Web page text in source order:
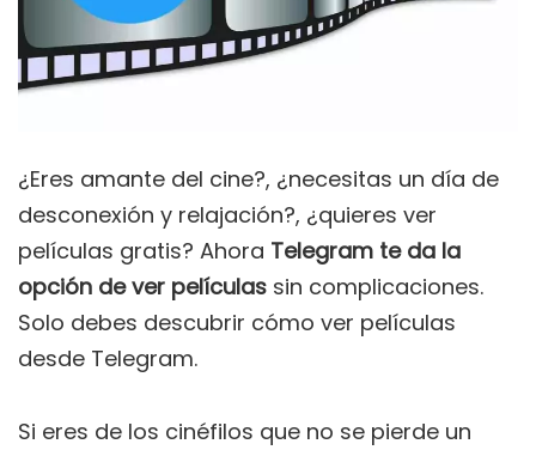
¿Eres amante del cine?, ¿necesitas un día de
desconexión y relajación?, ¿quieres ver
películas gratis? Ahora Telegram te da la
opción de ver películas sin complicaciones.
Solo debes descubrir cómo ver películas
desde Telegram.
Si eres de los cinéfilos que no se pierde un